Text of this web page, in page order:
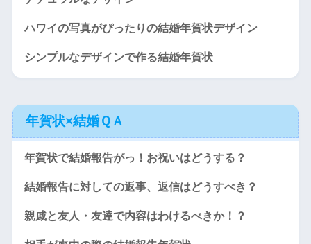
ハワイの写真がぴったりの結婚年賀状デザイン
シンプルなデザインで作る結婚年賀状
年賀状×結婚ＱＡ
年賀状で結婚報告がっ！お祝いはどうする？
結婚報告に対しての返事、返信はどうすべき？
親戚と友人・友達で内容はわけるべきか！？